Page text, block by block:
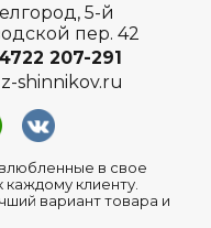
в свое
клиенту.
вариант товара и
5-й
пер. 42
207-291
shinnikov.ru